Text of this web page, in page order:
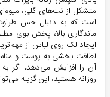
متشکل از نت‌های گلی،
است که به دنبال حس
ماندگاری بالا، پخش بوی
ایجاد لک روی لباس از
لطافت بخشی به پوست و
آن را افزایش می‌دهد. اگر
روزانه هستید، این گزینه